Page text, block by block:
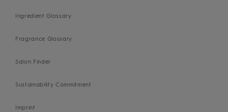
Ingredient Glossary
Fragrance Glossary
Salon Finder
Sustainability Commitment
Imprint